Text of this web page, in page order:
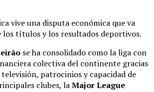
vive una disputa económica que va
los títulos y los resultados deportivos.
se ha consolidado como la liga con
colectiva del continente gracias
patrocinios y capacidad de
clubes, laMajor League